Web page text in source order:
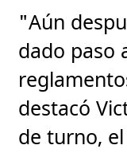
"Aún
dado paso
destacó
de turno,